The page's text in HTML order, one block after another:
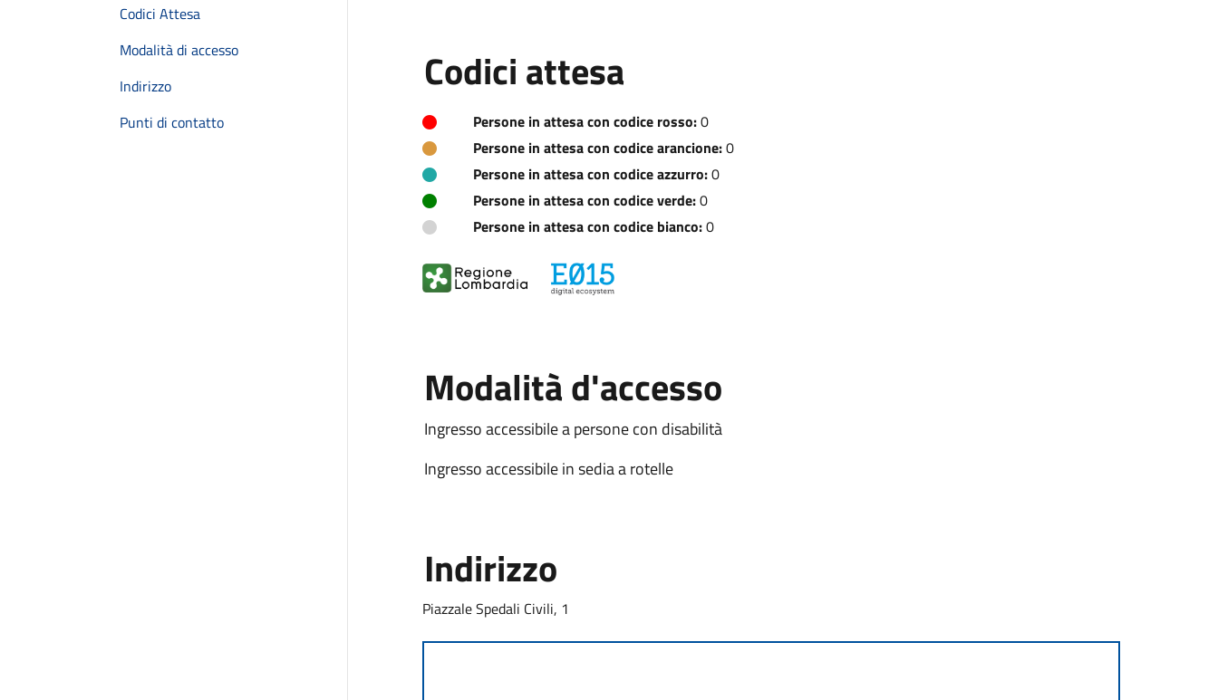
Codici Attesa
Modalità di accesso
Indirizzo
Punti di contatto
Codici attesa
Persone in attesa con codice rosso:0
Persone in attesa con codice arancione:0
Persone in attesa con codice azzurro:0
Persone in attesa con codice verde:0
Persone in attesa con codice bianco:0
Modalità d'accesso
Ingresso accessibile a persone con disabilità
Ingresso accessibile in sedia a rotelle
Indirizzo
Piazzale Spedali Civili, 1